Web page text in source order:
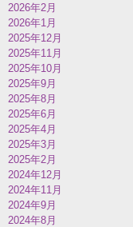
2026年2月
2026年1月
2025年12月
2025年11月
2025年10月
2025年9月
2025年8月
2025年6月
2025年4月
2025年3月
2025年2月
2024年12月
2024年11月
2024年9月
2024年8月